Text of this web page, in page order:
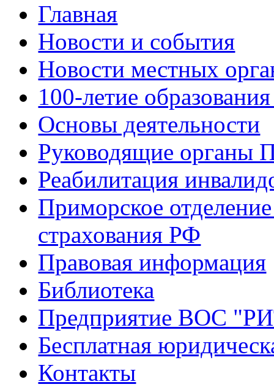
Главная
Новости и события
Новости местных
100-летие
Основы деятельности
Руководящие органы
Реабилитация
Приморское
страхования РФ
Правовая информация
Библиотека
Предприятие ВОС
Бесплатная
Контакты